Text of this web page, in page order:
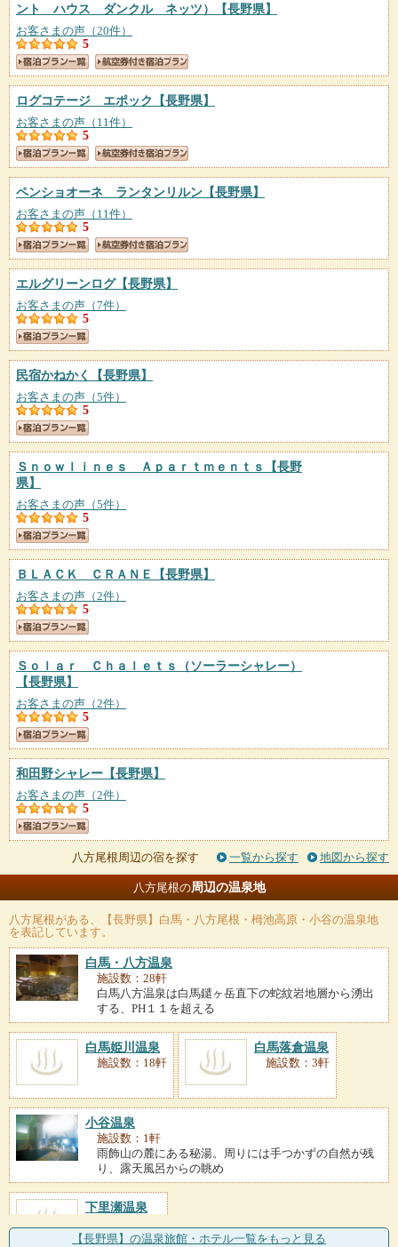
ント ハウス ダンクル ネッツ）
【長野県】
お客さまの声（20件）
5
ログコテージ エポック 【長野県】
お客さまの声（11件）
5
ペンショオーネ ランタンリルン 【長野県】
お客さまの声（11件）
5
エルグリーンログ【長野県】
お客さまの声（7件）
5
民宿かねかく 【長野県】
お客さまの声（5件）
5
Ｓｎｏｗｌｉｎｅｓ Ａｐａｒｔｍｅｎｔｓ
【長野
県】
お客さまの声（5件）
5
ＢＬＡＣＫ ＣＲＡＮＥ 【長野県】
お客さまの声（2件）
5
Ｓｏｌａｒ Ｃｈａｌｅｔｓ（ソーラーシャレー）
【長野県】
お客さまの声（2件）
5
和田野シャレー 【長野県】
お客さまの声（2件）
5
八方尾根周辺の宿を探す 一覧から探す 地図から探す
八方尾根の周辺の温泉地
八方尾根がある、【長野県】白馬・八方尾根・栂池高原・小谷の温泉地
を表記しています。
白馬・八方温泉
施設数：28軒
白馬八方温泉は白馬鑓ヶ岳直下の蛇紋岩地層から湧出
する、PH１１を超える
白馬姫川温泉
施設数：18軒
白馬落倉温泉
施設数：3軒
小谷温泉
施設数：1軒
雨飾山の麓にある秘湯。周りには手つかずの自然が残
り、露天風呂からの眺め
下里瀬温泉
【長野県】の温泉旅館・ホテル一覧をもっと見る